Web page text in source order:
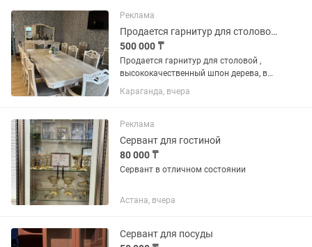
Реклама
Продается гарнитур для столовой , стол, 10 стульев , сервант , трюмо
500 000 ₸
Продается гарнитур для столовой ,
высококачественный шпон дерева, в
комплект входит , стол раздвижной
размер 240 -280 мм на 120 мм, также
, трюмо с зеркалом для...
Караганда, вчера
Реклама
Сервант для гостиной
80 000 ₸
Сервант в отличном состоянии
Астана, вчера
Сервант для посуды